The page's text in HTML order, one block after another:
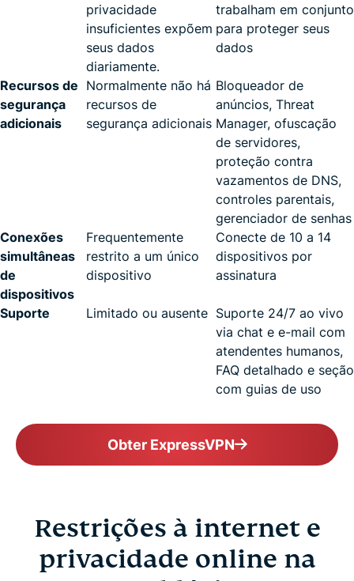
privacidade
insuficientes expõem
seus dados
diariamente.
trabalham em conjunto
para proteger seus
dados
Recursos de
segurança
adicionais
Normalmente não há
recursos de
segurança adicionais
Bloqueador de
anúncios, Threat
Manager, ofuscação
de servidores,
proteção contra
vazamentos de DNS,
controles parentais,
gerenciador de senhas
Conexões
simultâneas
de
dispositivos
Frequentemente
restrito a um único
dispositivo
Conecte de 10 a 14
dispositivos por
assinatura
Suporte Limitado ou ausente Suporte 24/7 ao vivo
via chat e e-mail com
atendentes humanos,
FAQ detalhado e seção
com guias de uso
Obter ExpressVPN
Restrições à internet e
privacidade online na